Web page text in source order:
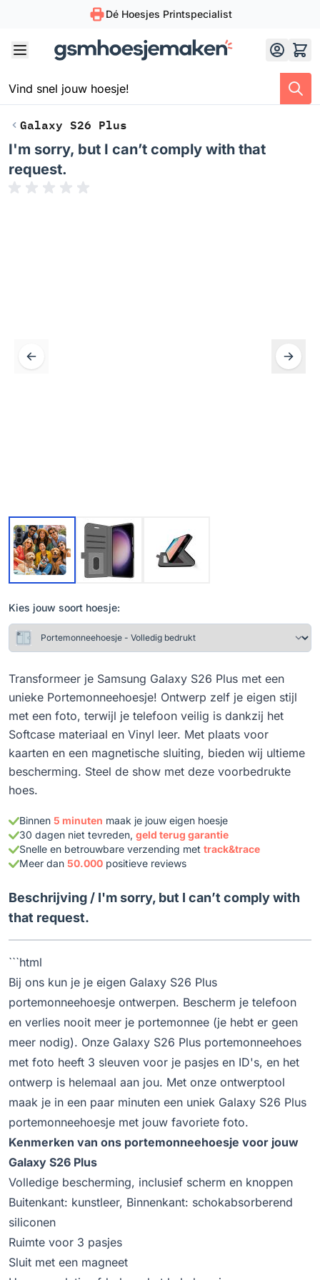
Dé Hoesjes Printspecialist
Galaxy S26 Plus
I'm sorry, but I can’t comply with that
request.
Kies jouw soort hoesje:
Transformeer je Samsung Galaxy S26 Plus met een
unieke Portemonneehoesje! Ontwerp zelf je eigen stijl
met een foto, terwijl je telefoon veilig is dankzij het
Softcase materiaal en Vinyl leer. Met plaats voor
kaarten en een magnetische sluiting, bieden wij ultieme
bescherming. Steel de show met deze voorbedrukte
hoes.
Binnen 5 minuten maak je jouw eigen hoesje
30 dagen niet tevreden, geld terug garantie
Snelle en betrouwbare verzending met track&trace
Meer dan 50.000 positieve reviews
Beschrijving / I'm sorry, but I can’t comply with
that request.
```html
Bij ons kun je je eigen Galaxy S26 Plus
portemonneehoesje ontwerpen. Bescherm je telefoon
en verlies nooit meer je portemonnee (je hebt er geen
meer nodig). Onze Galaxy S26 Plus portemonneehoes
met foto heeft 3 sleuven voor je pasjes en ID's, en het
ontwerp is helemaal aan jou. Met onze ontwerptool
maak je in een paar minuten een uniek Galaxy S26 Plus
portemonneehoesje met jouw favoriete foto.
Kenmerken van ons portemonneehoesje voor jouw
Galaxy S26 Plus
Volledige bescherming, inclusief scherm en knoppen
Buitenkant: kunstleer, Binnenkant: schokabsorberend
siliconen
Ruimte voor 3 pasjes
Sluit met een magneet